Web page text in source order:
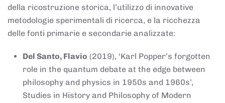
della ricostruzione storica, l’utilizzo di innovative
metodologie sperimentali di ricerca, e la ricchezza
delle fonti primarie e secondarie analizzate:
Del Santo, Flavio (2019), ‘Karl Popper’s forgotten
role in the quantum debate at the edge between
philosophy and physics in 1950s and 1960s’,
Studies in History and Philosophy of Modern